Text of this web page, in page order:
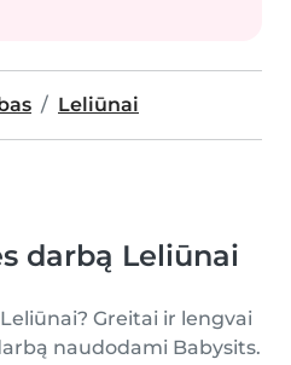
Leliūnai
darbą Leliūnai
Greitai ir lengvai
naudodami Babysits.